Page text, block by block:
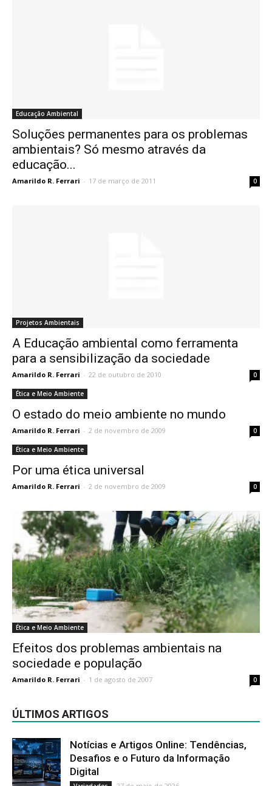
Educação Ambiental
Soluções permanentes para os problemas
ambientais? Só mesmo através da
educação...
Amarildo R. Ferrari - 17 de março de 2011 0
Projetos Ambientais
A Educação ambiental como ferramenta
para a sensibilização da sociedade
Amarildo R. Ferrari - 22 de outubro de 2010 0
Ética e Meio Ambiente
O estado do meio ambiente no mundo
Amarildo R. Ferrari - 2 de novembro de 2009 0
Ética e Meio Ambiente
Por uma ética universal
Amarildo R. Ferrari - 2 de novembro de 2009 0
Ética e Meio Ambiente
Efeitos dos problemas ambientais na
sociedade e população
Amarildo R. Ferrari - 1 de agosto de 2007 0
ÚLTIMOS ARTIGOS
Notícias e Artigos Online: Tendências,
Desafios e o Futuro da Informação
Digital